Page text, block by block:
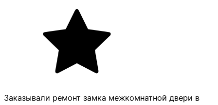
Заказывали ремонт замка межкомнатной двери в